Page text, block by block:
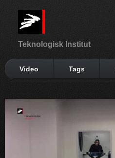
Teknologisk Institut
Video Tags